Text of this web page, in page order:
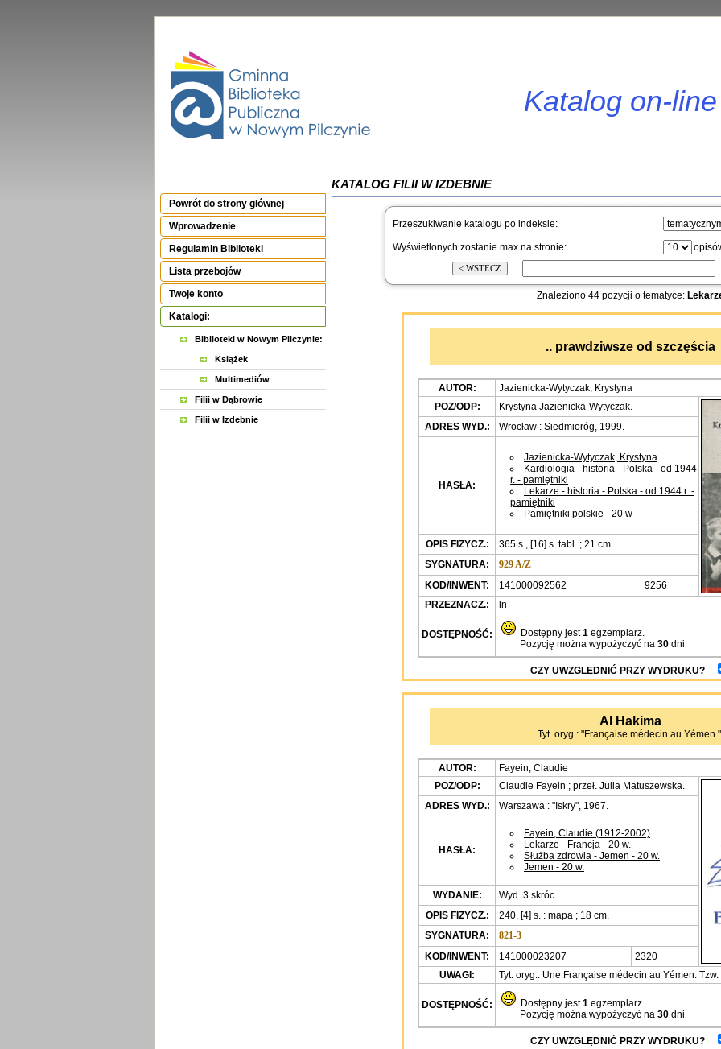
Katalog on-line
Powrót do strony głównej
Wprowadzenie
Regulamin Biblioteki
Lista przebojów
Twoje konto
Katalogi:
Biblioteki w Nowym Pilczynie:
Książek
Multimediów
Filii w Dąbrowie
Filii w Izdebnie
KATALOG FILII W IZDEBNIE
Przeszukiwanie katalogu po indeksie:
Wyświetlonych zostanie max na stronie:
Znaleziono 44 pozycji o tematyce:
.. prawdziwsze od szczęścia
AUTOR:
Jazienicka-Wytyczak, Krystyna
POZ/ODP:
Krystyna Jazienicka-Wytyczak.
ADRES WYD.:
Wrocław : Siedmioróg, 1999.
HASŁA:
Jazienicka-Wytyczak, Krystyna
Kardiologia - historia - Polska - od 1944
r. - pamiętniki
Lekarze - historia - Polska - od 1944 r. -
pamiętniki
Pamiętniki polskie - 20 w
OPIS FIZYCZ.:
365 s., [16] s. tabl. ; 21 cm.
SYGNATURA:
929 A/Z
KOD/INWENT:
141000092562
9256
PRZEZNACZ.:
ln
DOSTĘPNOŚĆ: Dostępny jest1 egzemplarz.
Pozycję można wypożyczyć na 30 dni
CZY UWZGLĘDNIĆ PRZY WYDRUKU?
Al Hakima
Tyt. oryg.: "Française médecin au Yémen
AUTOR:
Fayein, Claudie
POZ/ODP:
Claudie Fayein ; przeł. Julia Matuszewska.
ADRES WYD.:
Warszawa : "Iskry", 1967.
HASŁA:
Fayein, Claudie (1912-2002)
Lekarze - Francja - 20 w.
Służba zdrowia - Jemen - 20 w.
Jemen - 20 w.
WYDANIE:
Wyd. 3 skróc.
OPIS FIZYCZ.:
240, [4] s. : mapa ; 18 cm.
SYGNATURA:
821-3
KOD/INWENT:
141000023207
2320
UWAGI:
Tyt. oryg.: Une Française médecin au Yémen.
DOSTĘPNOŚĆ: Dostępny jest1 egzemplarz.
Pozycję można wypożyczyć na 30 dni
CZY UWZGLĘDNIĆ PRZY WYDRUKU?